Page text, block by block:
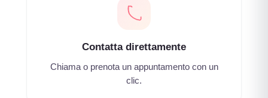
Contatta direttamente
Chiama o prenota un appuntamento con un
clic.